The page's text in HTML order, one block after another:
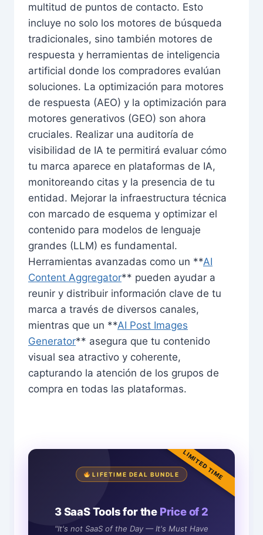
multitud de puntos de contacto. Esto
incluye no solo los motores de búsqueda
tradicionales, sino también motores de
respuesta y herramientas de inteligencia
artificial donde los compradores evalúan
soluciones. La optimización para motores
de respuesta (AEO) y la optimización para
motores generativos (GEO) son ahora
cruciales. Realizar una auditoría de
visibilidad de IA te permitirá evaluar cómo
tu marca aparece en plataformas de IA,
monitoreando citas y la presencia de tu
entidad. Mejorar la infraestructura técnica
con marcado de esquema y optimizar el
contenido para modelos de lenguaje
grandes (LLM) es fundamental.
Herramientas avanzadas como un **AI
Content Aggregator** pueden ayudar a
reunir y distribuir información clave de tu
marca a través de diversos canales,
mientras que un **AI Post Images
Generator** asegura que tu contenido
visual sea atractivo y coherente,
capturando la atención de los grupos de
compra en todas las plataformas.
LIMITED TIME
LIFETIME DEAL BUNDLE
3 SaaS Tools for the Price of 2
"It's not SaaS of the Day — It's Must Have